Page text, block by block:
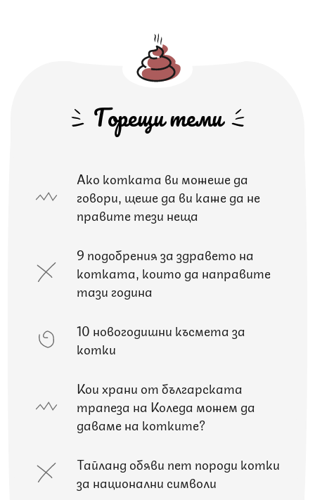
Горещи теми
Ако котката ви можеше да
говори, щеше да ви каже да не
правите тези неща
9 подобрения за здравето на
котката, които да направите
тази година
10 новогодишни късмета за
котки
Кои храни от българската
трапеза на Коледа можем да
даваме на котките?
Тайланд обяви пет породи котки
за национални символи